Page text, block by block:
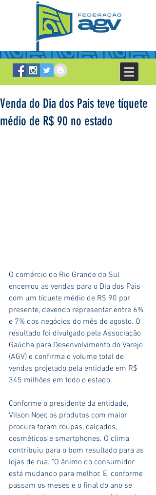
Venda do Dia dos Pais teve tíquete
médio de R$ 90 no estado
O comércio do Rio Grande do Sul
encerrou as vendas para o Dia dos Pais
com um tíquete médio de R$ 90 por
presente, devendo representar entre 6%
e 7% dos negócios do mês de agosto. O
resultado foi divulgado pela Associação
Gaúcha para Desenvolvimento do Varejo
(AGV) e confirma o volume total de
vendas projetado pela entidade em R$
345 milhões em todo o estado.
Conforme o presidente da entidade,
Vilson Noer, os produtos com maior
procura foram roupas, calçados,
cosméticos e smartphones. O clima
contribuiu para o bom resultado para as
lojas de rua. "O ânimo do consumidor
está mudando para melhor. E, conforme
passam os meses e o final do ano se